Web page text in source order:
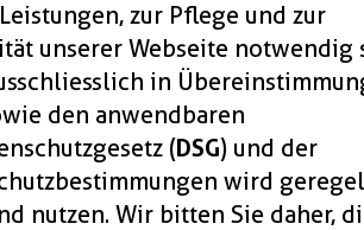
zur Pflege und zur
unserer Webseite notwendig
in
den anwendbaren
(DSG) und der
wird
nutzen. Wir bitten Sie daher,